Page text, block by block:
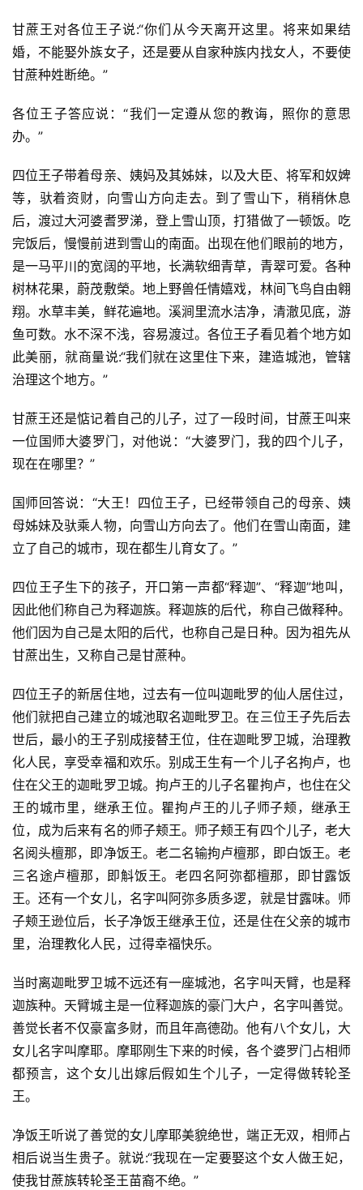
甘蔗王对各位王子说:“你们从今天离开这里。将来如果结
婚，不能娶外族女子，还是要从自家种族内找女人，不要使
甘蔗种姓断绝。”
各位王子答应说：“我们一定遵从您的教诲，照你的意思
办。”
四位王子带着母亲、姨妈及其姊妹，以及大臣、将军和奴婢
等，驮着资财，向雪山方向走去。到了雪山下，稍稍休息
后，渡过大河婆耆罗涕，登上雪山顶，打猎做了一顿饭。吃
完饭后，慢慢前进到雪山的南面。出现在他们眼前的地方，
是一马平川的宽阔的平地，长满软细青草，青翠可爱。各种
树林花果，蔚茂敷榮。地上野兽任情嬉戏，林间飞鸟自由翱
翔。水草丰美，鲜花遍地。溪涧里流水洁净，清澈见底，游
鱼可数。水不深不浅，容易渡过。各位王子看见着个地方如
此美丽，就商量说:“我们就在这里住下来，建造城池，管辖
治理这个地方。”
甘蔗王还是惦记着自己的儿子，过了一段时间，甘蔗王叫来
一位国师大婆罗门，对他说：“大婆罗门，我的四个儿子，
现在在哪里？”
国师回答说：“大王！四位王子，已经带领自己的母亲、姨
母姊妹及驮乘人物，向雪山方向去了。他们在雪山南面，建
立了自己的城市，现在都生儿育女了。”
四位王子生下的孩子，开口第一声都“释迦”、“释迦”地叫，
因此他们称自己为释迦族。释迦族的后代，称自己做释种。
他们因为自己是太阳的后代，也称自己是日种。因为祖先从
甘蔗出生，又称自己是甘蔗种。
四位王子的新居住地，过去有一位叫迦毗罗的仙人居住过，
他们就把自己建立的城池取名迦毗罗卫。在三位王子先后去
世后，最小的王子别成接替王位，住在迦毗罗卫城，治理教
化人民，享受幸福和欢乐。别成王生有一个儿子名拘卢，也
住在父王的迦毗罗卫城。拘卢王的儿子名瞿拘卢，也住在父
王的城市里，继承王位。瞿拘卢王的儿子师子颊，继承王
位，成为后来有名的师子颊王。师子颊王有四个儿子，老大
名阅头檀那，即净饭王。老二名输拘卢檀那，即白饭王。老
三名途卢檀那，即斛饭王。老四名阿弥都檀那，即甘露饭
王。还有一个女儿，名字叫阿弥多质多逻，就是甘露味。师
子颊王逊位后，长子净饭王继承王位，还是住在父亲的城市
里，治理教化人民，过得幸福快乐。
当时离迦毗罗卫城不远还有一座城池，名字叫天臂，也是释
迦族种。天臂城主是一位释迦族的豪门大户，名字叫善觉。
善觉长者不仅豪富多财，而且年高德劭。他有八个女儿，大
女儿名字叫摩耶。摩耶刚生下来的时候，各个婆罗门占相师
都预言，这个女儿出嫁后假如生个儿子，一定得做转轮圣
王。
净饭王听说了善觉的女儿摩耶美貌绝世，端正无双，相师占
相后说当生贵子。就说:“我现在一定要娶这个女人做王妃，
使我甘蔗族转轮圣王苗裔不绝。”